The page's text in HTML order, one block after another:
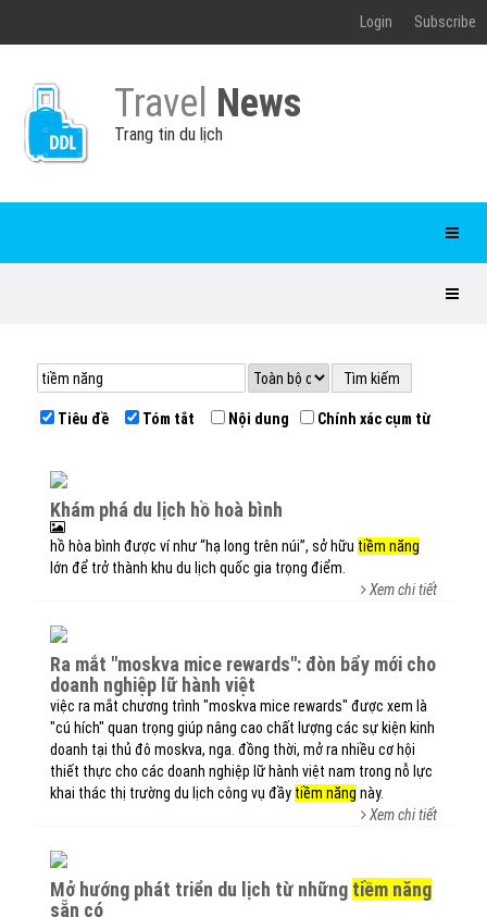
Login Subscribe
Travel News
Trang tin du lịch
Tiêu đề Tóm tắt Nội dung Chính xác cụm từ
khám phá du lịch hồ hoà bình
hồ hòa bình được ví như “hạ long trên núi”, sở hữu tiềm năng
lớn để trở thành khu du lịch quốc gia trọng điểm.
Xem chi tiết
ra mắt "moskva mice rewards": đòn bẩy mới cho
doanh nghiệp lữ hành việt
việc ra mắt chương trình "moskva mice rewards" được xem là
"cú hích" quan trọng giúp nâng cao chất lượng các sự kiện kinh
doanh tại thủ đô moskva, nga. đồng thời, mở ra nhiều cơ hội
thiết thực cho các doanh nghiệp lữ hành việt nam trong nỗ lực
khai thác thị trường du lịch công vụ đầy tiềm năng này.
Xem chi tiết
mở hướng phát triển du lịch từ những tiềm năng
sẵn có